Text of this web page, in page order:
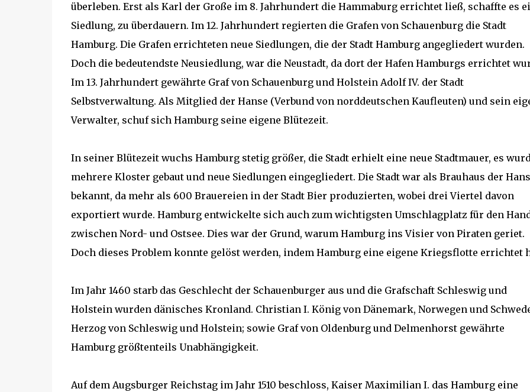
überleben. Erst als Karl der Große im 8. Jahrhundert die Hammaburg errichtet ließ, schaffte es
Siedlung, zu überdauern. Im 12. Jahrhundert regierten die Grafen von Schauenburg die Stadt
Hamburg. Die Grafen errichteten neue Siedlungen, die der Stadt Hamburg angegliedert wurden.
Doch die bedeutendste Neusiedlung, war die Neustadt, da dort der Hafen Hamburgs errichtet
Im 13. Jahrhundert gewährte Graf von Schauenburg und Holstein Adolf IV. der Stadt
Selbstverwaltung. Als Mitglied der Hanse (Verbund von norddeutschen Kaufleuten) und sein
Verwalter, schuf sich Hamburg seine eigene Blütezeit.
In seiner Blütezeit wuchs Hamburg stetig größer, die Stadt erhielt eine neue Stadtmauer, es
mehrere Kloster gebaut und neue Siedlungen eingegliedert. Die Stadt war als Brauhaus der
bekannt, da mehr als 600 Brauereien in der Stadt Bier produzierten, wobei drei Viertel davon
exportiert wurde. Hamburg entwickelte sich auch zum wichtigsten Umschlagplatz für den
zwischen Nord- und Ostsee. Dies war der Grund, warum Hamburg ins Visier von Piraten geriet.
Doch dieses Problem konnte gelöst werden, indem Hamburg eine eigene Kriegsflotte errichtet
Im Jahr 1460 starb das Geschlecht der Schauenburger aus und die Grafschaft Schleswig und
Holstein wurden dänisches Kronland. Christian I. König von Dänemark, Norwegen und
Herzog von Schleswig und Holstein; sowie Graf von Oldenburg und Delmenhorst gewährte
Hamburg größtenteils Unabhängigkeit.
Auf dem Augsburger Reichstag im Jahr 1510 beschloss, Kaiser Maximilian I. das Hamburg eine